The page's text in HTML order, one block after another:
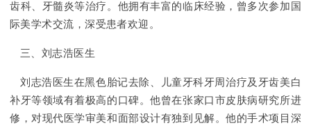
齿科、牙髓炎等治疗。他拥有丰富的临床经验，曾多次参加国
际美学术交流，深受患者欢迎。
三、刘志浩医生
刘志浩医生在黑色胎记去除、儿童牙科牙周治疗及牙齿美白
补牙等领域有着极高的口碑。他曾在张家口市皮肤病研究所进
修，对现代医学审美和面部设计有独到见解。他的手术项目深